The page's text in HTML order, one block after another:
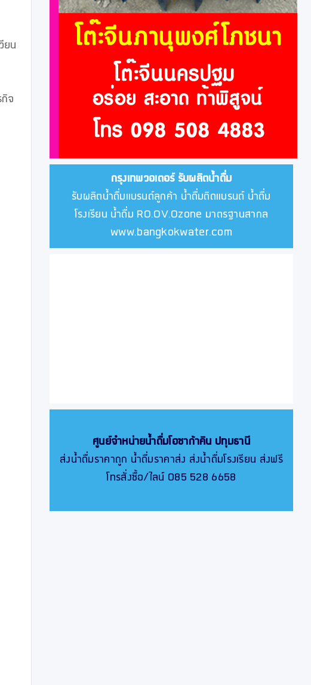
ยน
จ
กรุงเทพวอเตอร์ รับผลิตน้ำดื่ม
รับผลิตน้ำดื่มแบรนด์ลูกค้า น้ำดื่มติดแบรนด์ น้ำดื่ม
โรงเรียน น้ำดื่ม RO.OV.Ozone มาตรฐานสากล
www.bangkokwater.com
ศูนย์จำหน่ายน้ำดื่มโอซาก้าคิน ปทุมธานี
ส่งน้ำดื่มราคาถูก น้ำดื่มราคาส่ง ส่งน้ำดื่มโรงเรียน ส่งฟรี
โทรสั่งซื้อ/ไลน์ 085 528 6658